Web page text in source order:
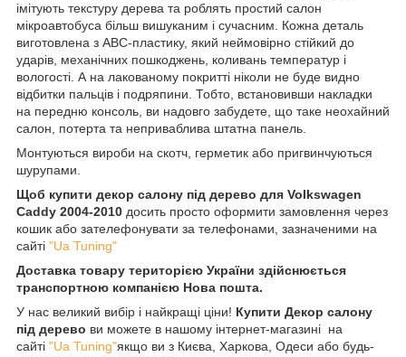
імітують текстуру дерева та роблять простий салон
мікроавтобуса більш вишуканим і сучасним. Кожна деталь
виготовлена з АВС-пластику, який неймовірно стійкий до
ударів, механічних пошкоджень, коливань температур і
вологості. А на лакованому покритті ніколи не буде видно
відбитки пальців і подряпини. Тобто, встановивши накладки
на передню консоль, ви надовго забудете, що таке неохайний
салон, потерта та неприваблива штатна панель.
Монтуються вироби на скотч, герметик або пригвинчуються
шурупами.
Щоб купити декор салону під дерево для Volkswagen
Caddy 2004-2010 досить просто оформити замовлення через
кошик або зателефонувати за телефонами, зазначеними на
сайті "Ua Tuning"
Доставка товару територією України здійснюється
транспортною компанією Нова пошта.
У нас великий вибір і найкращі ціни! Купити Декор салону
під дерево ви можете в нашому інтернет-магазині на
сайті "Ua Tuning"якщо ви з Києва, Харкова, Одеси або будь-